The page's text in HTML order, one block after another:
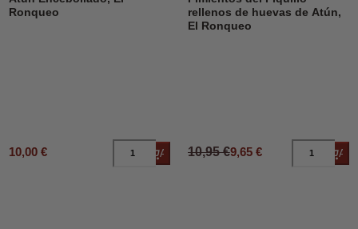
Ronqueo
10,00 € Añadir al carrito
rellenos de huevas de Atún,
El Ronqueo
10,95 €9,65 €